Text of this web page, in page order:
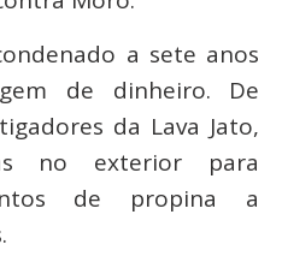
a sete anos
de dinheiro. De
da Lava Jato,
no exterior para
de propina a